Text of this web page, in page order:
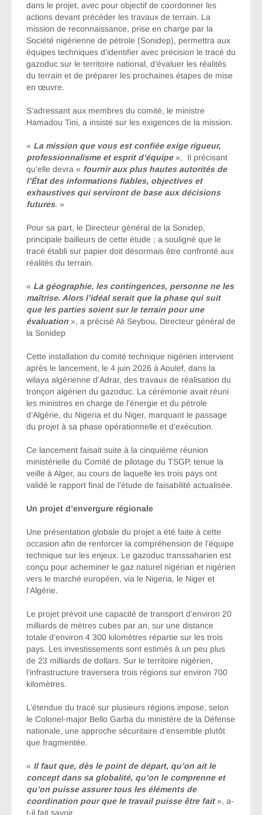
dans le projet, avec pour objectif de coordonner les
actions devant précéder les travaux de terrain. La
mission de reconnaissance, prise en charge par la
Société nigérienne de pétrole (Sonidep), permettra aux
équipes techniques d’identifier avec précision le tracé du
gazoduc sur le territoire national, d’évaluer les réalités
du terrain et de préparer les prochaines étapes de mise
en œuvre.
S’adressant aux membres du comité, le ministre
Hamadou Tini, a insisté sur les exigences de la mission.
« La mission que vous est confiée exige rigueur,
professionnalisme et esprit d’équipe», Il précisant
qu’elle devra « fournir aux plus hautes autorités de
l’État des informations fiables, objectives et
exhaustives qui serviront de base aux décisions
futures. »
Pour sa part, le Directeur général de la Sonidep,
principale bailleurs de cette étude ; a souligné que le
tracé établi sur papier doit désormais être confronté aux
réalités du terrain.
« La géographie, les contingences, personne ne les
maîtrise. Alors l’idéal serait que la phase qui suit
que les parties soient sur le terrain pour une
évaluation », a précisé Ali Seybou, Directeur général de
la Sonidep
Cette installation du comité technique nigérien intervient
après le lancement, le 4 juin 2026 à Aoulef, dans la
wilaya algérienne d’Adrar, des travaux de réalisation du
tronçon algérien du gazoduc. La cérémonie avait réuni
les ministres en charge de l’énergie et du pétrole
d’Algérie, du Nigeria et du Niger, marquant le passage
du projet à sa phase opérationnelle et d’exécution.
Ce lancement faisait suite à la cinquième réunion
ministérielle du Comité de pilotage du TSGP, tenue la
veille à Alger, au cours de laquelle les trois pays ont
validé le rapport final de l’étude de faisabilité actualisée.
Un projet d’envergure régionale
Une présentation globale du projet a été faite à cette
occasion afin de renforcer la compréhension de l’équipe
technique sur les enjeux. Le gazoduc transsaharien est
conçu pour acheminer le gaz naturel nigérian et nigérien
vers le marché européen, via le Nigeria, le Niger et
l’Algérie.
Le projet prévoit une capacité de transport d’environ 20
milliards de mètres cubes par an, sur une distance
totale d’environ 4 300 kilomètres répartie sur les trois
pays. Les investissements sont estimés à un peu plus
de 23 milliards de dollars. Sur le territoire nigérien,
l’infrastructure traversera trois régions sur environ 700
kilomètres.
L’étendue du tracé sur plusieurs régions impose, selon
le Colonel-major Bello Garba du ministère de la Défense
nationale, une approche sécuritaire d’ensemble plutôt
que fragmentée.
« Il faut que, dès le point de départ, qu’on ait le
concept dans sa globalité, qu’on le comprenne et
qu’on puisse assurer tous les éléments de
coordination pour que le travail puisse être fait», a-
t-il fait savoir.